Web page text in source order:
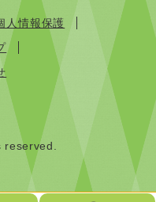
人情報保護
reserved.